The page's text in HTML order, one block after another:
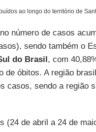
ao longo do território de
número de casos
sendo também o
do Brasil, com
de óbitos. A região
casos, sendo a região
(24 de abril a 24 de